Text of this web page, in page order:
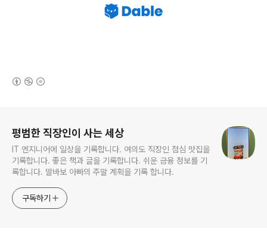
평범한 직장인이 사는 세상
IT 엔지니어에 일상을 기록합니다. 여의도 직장인 점심 맛집을
기록합니다. 좋은 책과 글을 기록합니다. 쉬운 금융 정보를 기
록합니다. 딸바보 아빠의 주말 계획을 기록 합니다.
구독하기